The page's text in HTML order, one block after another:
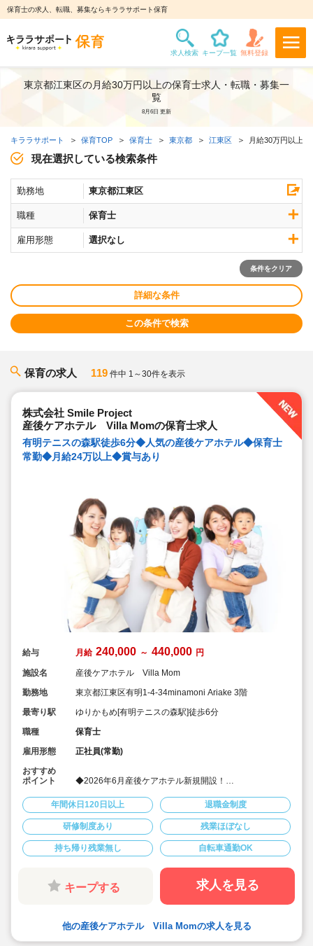
保育士の求人、転職、募集ならキララサポート保育
東京都江東区の月給30万円以上の保育士求人・転職・募集一
覧
8月6日 更新
キララサポート 保育TOP 保育士 東京都 江東区 月給30万円以上求
現在選択している検索条件
勤務地 東京都江東区
職種 保育士
雇用形態 選択なし
条件をクリア
詳細な条件
この条件で検索
保育の求人 119 件中 1～30件を表示
株式会社 Smile Project
産後ケアホテル Villa Momの保育士求人
有明テニスの森駅徒歩6分◆人気の産後ケアホテル◆保育士
常勤◆月給24万以上◆賞与あり
給与 月給 240,000 ～ 440,000 円
施設名
産後ケアホテル Villa Mom
勤務地
東京都江東区有明1-4-34minamoni Ariake 3階
最寄り駅
ゆりかもめ[有明テニスの森駅]徒歩6分
職種
保育士
雇用形態
正社員(常勤)
おすすめ
ポイント
◆2026年6月産後ケアホテル新規開設！
◆産後のお母さんが心身ともに回復できる癒しのデザイ
ン・空間で新しく清潔感あり心地よく勤務いただけま
す！
◆月給24万円以上！別途夜間帯の時間外手当も支給！賞
与は年2回！年間休日120日以上！
◆親会社は東京証券取引所グロース市場上場していま
す！
年間休日120日以上 退職金制度
研修制度あり 残業ほぼなし
持ち帰り残業無し 自転車通勤OK
キープする 求人を見る
他の産後ケアホテル Villa Momの求人を見る